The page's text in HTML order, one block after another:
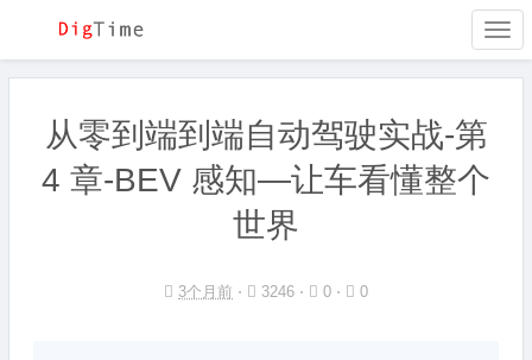
从零到端到端自动驾驶实战-第
4 章-BEV 感知—让车看懂整个
世界
3个月前 ⋅ 3246 ⋅ 0 ⋅ 0